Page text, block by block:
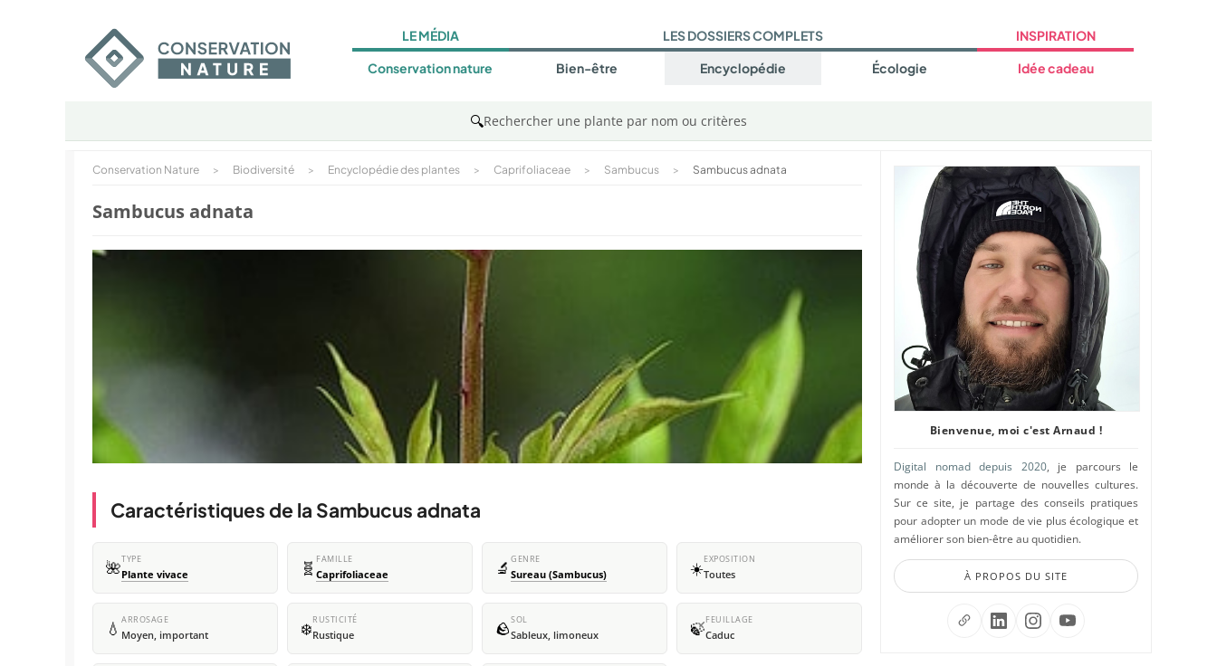
LE MÉDIA
Conservation nature
LES DOSSIERS COMPLETS
Bien-être Encyclopédie Écologie
INSPIRATION
Idée cadeau
🔍Rechercher une plante par nom ou critères
Conservation Nature > Biodiversité > Encyclopédie des plantes > Caprifoliaceae > Sambucus > Sambucus adnata
Sambucus adnata
Caractéristiques de la Sambucus adnata
🌺TYPE
Plante vivace 🧬 FAMILLE
Caprifoliaceae 🔬 GENRE
Sureau (Sambucus) ☀️EXPOSITION
Toutes
💧 ARROSAGE
Moyen, important ❄️RUSTICITÉ
Rustique 🪨SOL
Sableux, limoneux 🍃FEUILLAGE
Caduc
Bienvenue, moi c'est Arnaud !
Digital nomad depuis 2020, je parcours le
monde à la découverte de nouvelles cultures.
Sur ce site, je partage des conseils pratiques
pour adopter un mode de vie plus écologique et
améliorer son bien-être au quotidien.
À PROPOS DU SITE